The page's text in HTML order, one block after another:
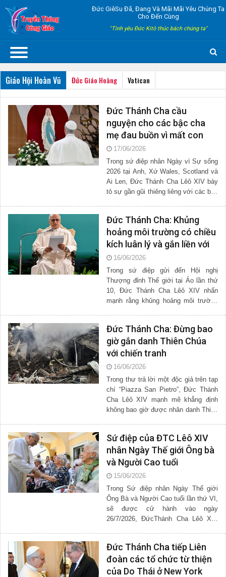
Đức GiêSu Đã, Đang Và Mãi Mãi Yêu Chúng Ta
Cho Đến Cùng
"Tình yêu Đức Kitô thúc bách chúng ta"
Giáo Hội Hoàn Vũ Đức Giáo Hoàng Vatican
Đức Thánh Cha cầu
nguyện cho các bậc cha
mẹ đau buồn vì mất con
17/06/2026
Trong sứ điệp nhân Ngày vì Sự sống
2026 tại Anh, Xứ Wales, Scotland và
Ai Len, Đức Thánh Cha Lêô XIV bày
tỏ sự gần gũi thiêng liêng với các bậc
Đức Thánh Cha: Khủng
hoảng môi trường có chiều
kích luân lý và gắn liền với
khủng hoảng kinh tế xã hội
16/06/2026
Trong sứ điệp gửi đến Hội nghị
Thượng đỉnh Thế giới tại Áo lần thứ
10, Đức Thánh Cha Lêô XIV nhấn
mạnh rằng khủng hoảng môi trường
Đức Thánh Cha: Đừng bao
giờ gắn danh Thiên Chúa
với chiến tranh
16/06/2026
Trong thư trả lời một độc giả trên tạp
chí “Piazza San Pietro”, Đức Thánh
Cha Lêô XIV mạnh mẽ khẳng định
không bao giờ được nhân danh Thiên
Sứ điệp của ĐTC Lêô XIV
nhân Ngày Thế giới Ông bà
và Người Cao tuổi
15/06/2026
Trong Sứ điệp nhân Ngày Thế giới
Ông Bà và Người Cao tuổi lần thứ VI,
sẽ được cử hành vào ngày
26/7/2026, ĐứcThánh Cha Lêô XIV
Đức Thánh Cha tiếp Liên
đoàn các tổ chức từ thiện
của Do Thái ở New York